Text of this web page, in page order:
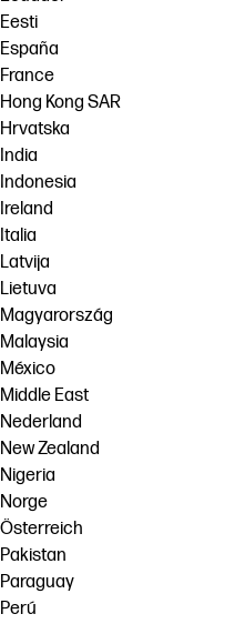
Eesti
España
France
Hong Kong SAR
Hrvatska
India
Indonesia
Ireland
Italia
Latvija
Lietuva
Magyarország
Malaysia
México
Middle East
Nederland
New Zealand
Nigeria
Norge
Österreich
Pakistan
Paraguay
Perú